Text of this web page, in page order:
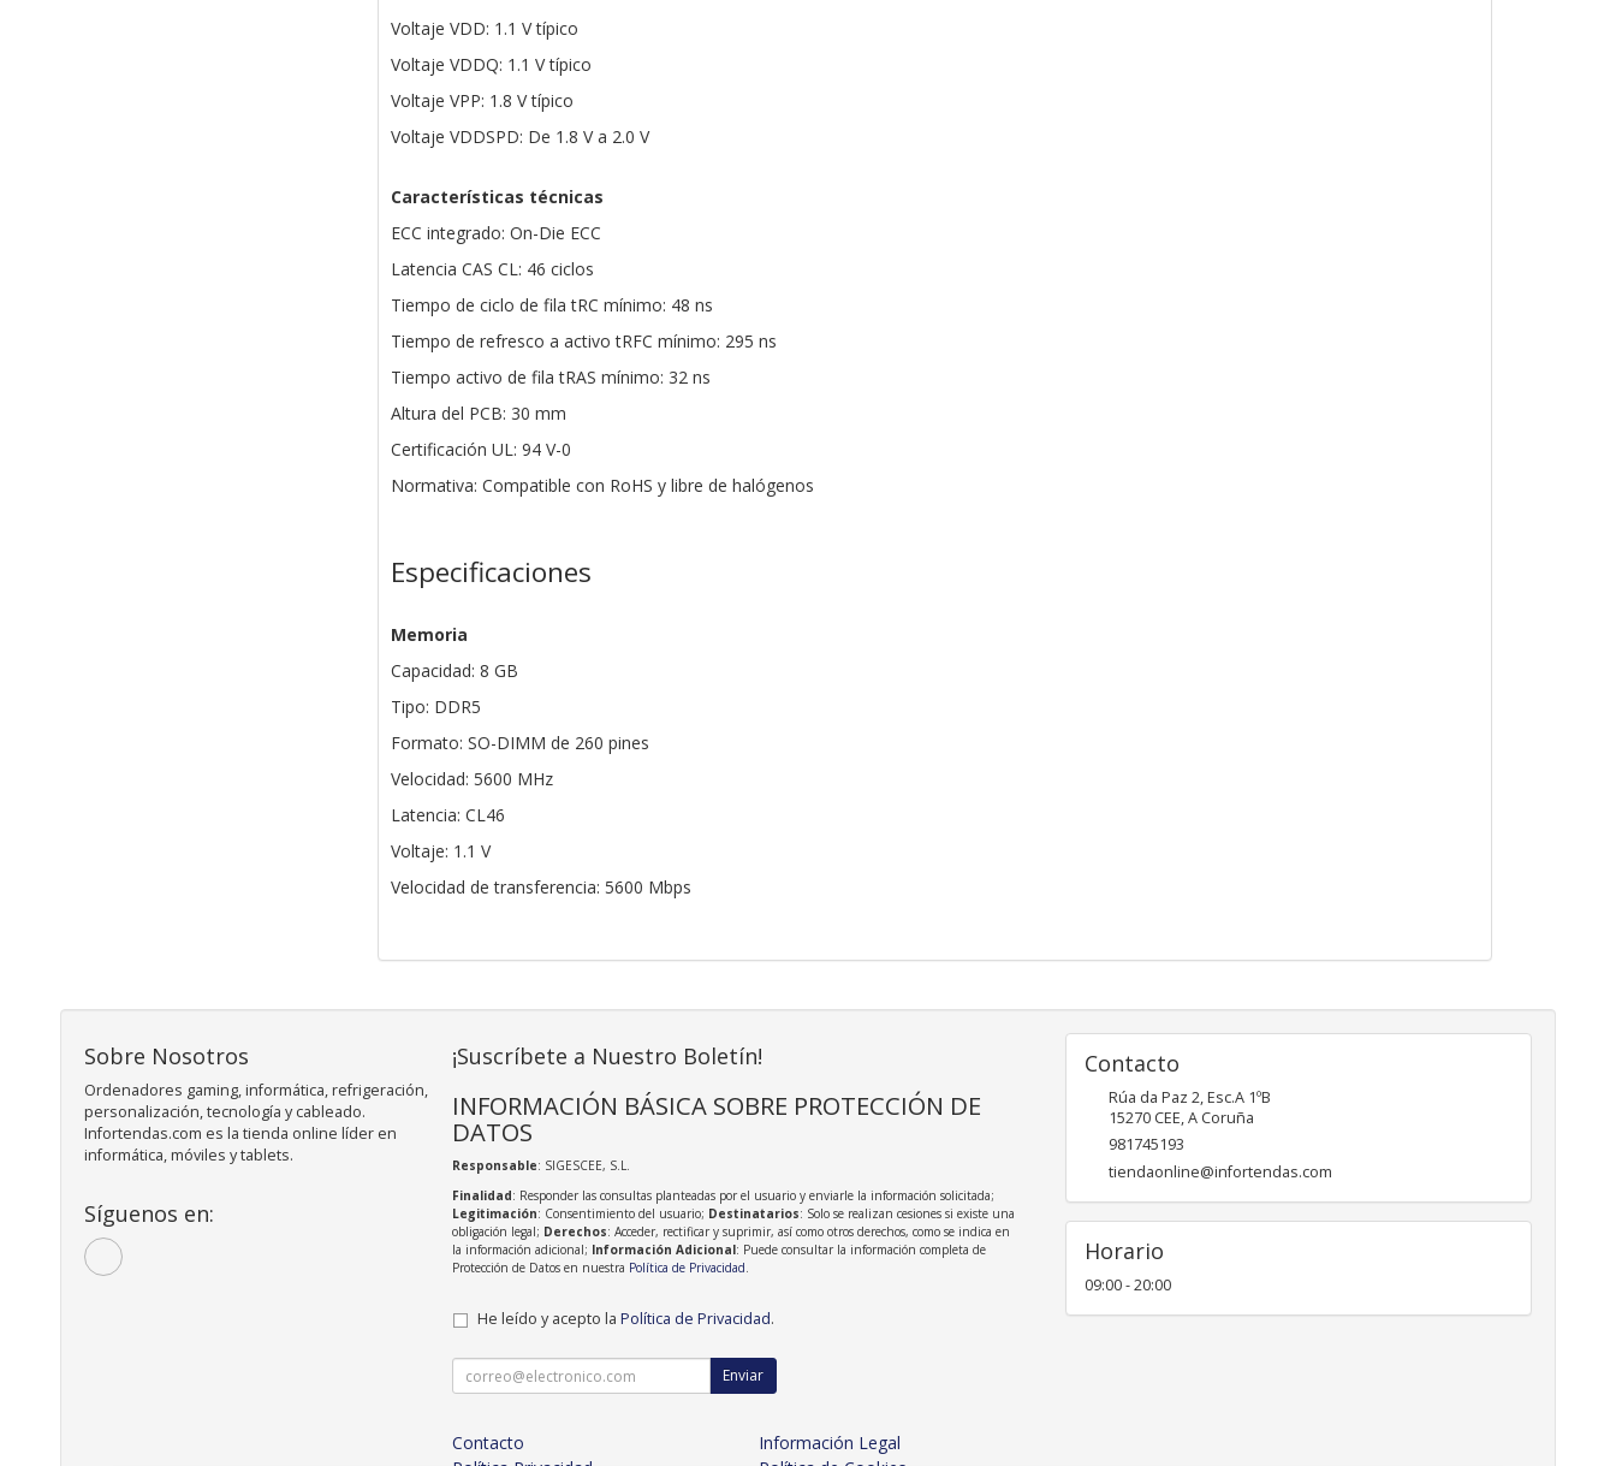
Voltaje VDD: 1.1 V típico
Voltaje VDDQ: 1.1 V típico
Voltaje VPP: 1.8 V típico
Voltaje VDDSPD: De 1.8 V a 2.0 V
Características técnicas
ECC integrado: On-Die ECC
Latencia CAS CL: 46 ciclos
Tiempo de ciclo de fila tRC mínimo: 48 ns
Tiempo de refresco a activo tRFC mínimo: 295 ns
Tiempo activo de fila tRAS mínimo: 32 ns
Altura del PCB: 30 mm
Certificación UL: 94 V-0
Normativa: Compatible con RoHS y libre de halógenos
Especificaciones
Memoria
Capacidad: 8 GB
Tipo: DDR5
Formato: SO-DIMM de 260 pines
Velocidad: 5600 MHz
Latencia: CL46
Voltaje: 1.1 V
Velocidad de transferencia: 5600 Mbps
Sobre Nosotros
Ordenadores gaming, informática, refrigeración,
personalización, tecnología y cableado.
Infortendas.com es la tienda online líder en
informática, móviles y tablets.
Síguenos en:
¡Suscríbete a Nuestro Boletín!
INFORMACIÓN BÁSICA SOBRE PROTECCIÓN DE
DATOS
Responsable: SIGESCEE, S.L.
Finalidad: Responder las consultas planteadas por el usuario y enviarle la información solicitada;
Legitimación: Consentimiento del usuario; Destinatarios: Solo se realizan cesiones si existe una
obligación legal; Derechos: Acceder, rectificar y suprimir, así como otros derechos, como se indica en
la información adicional; Información Adicional: Puede consultar la información completa de
Protección de Datos en nuestra Política de Privacidad.
He leído y acepto la Política de Privacidad.
Enviar
Contacto
Información Legal
Contacto
Rúa da Paz 2, Esc.A 1ºB
15270 CEE,A Coruña
981745193
tiendaonline@infortendas.com
Horario
09:00 - 20:00